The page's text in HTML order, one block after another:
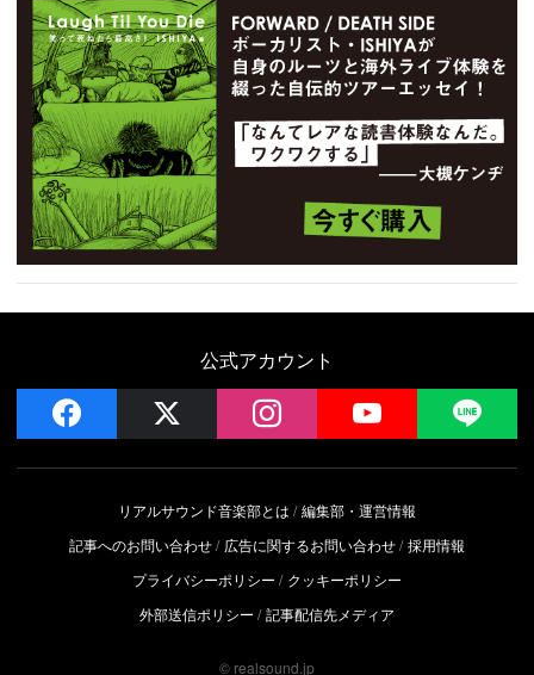
公式アカウント
facebook instagram YouTube
リアルサウンド音楽部とは
編集部・運営情報
記事へのお問い合わせ
広告に関するお問い合わせ 採用情報
プライバシーポリシー
クッキーポリシー
外部送信ポリシー
記事配信先メディア
© realsound.jp